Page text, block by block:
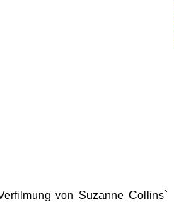
von Suzanne Collins`